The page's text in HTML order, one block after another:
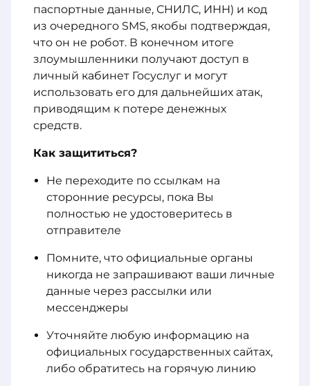
паспортные данные, СНИЛС, ИНН) и код
из очередного SMS, якобы подтверждая,
что он не робот. В конечном итоге
злоумышленники получают доступ в
личный кабинет Госуслуг и могут
использовать его для дальнейших атак,
приводящим к потере денежных
средств.
Как защититься?
Не переходите по ссылкам на
сторонние ресурсы, пока Вы
полностью не удостоверитесь в
отправителе
Помните, что официальные органы
никогда не запрашивают ваши личные
данные через рассылки или
мессенджеры
Уточняйте любую информацию на
официальных государственных сайтах,
либо обратитесь на горячую линию